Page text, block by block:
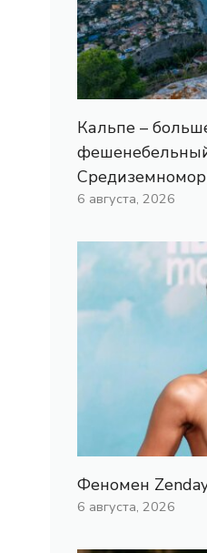
Кальпе –
6 августа, 2026
Феномен
6 августа, 2026